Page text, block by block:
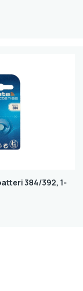
384/392, 1-